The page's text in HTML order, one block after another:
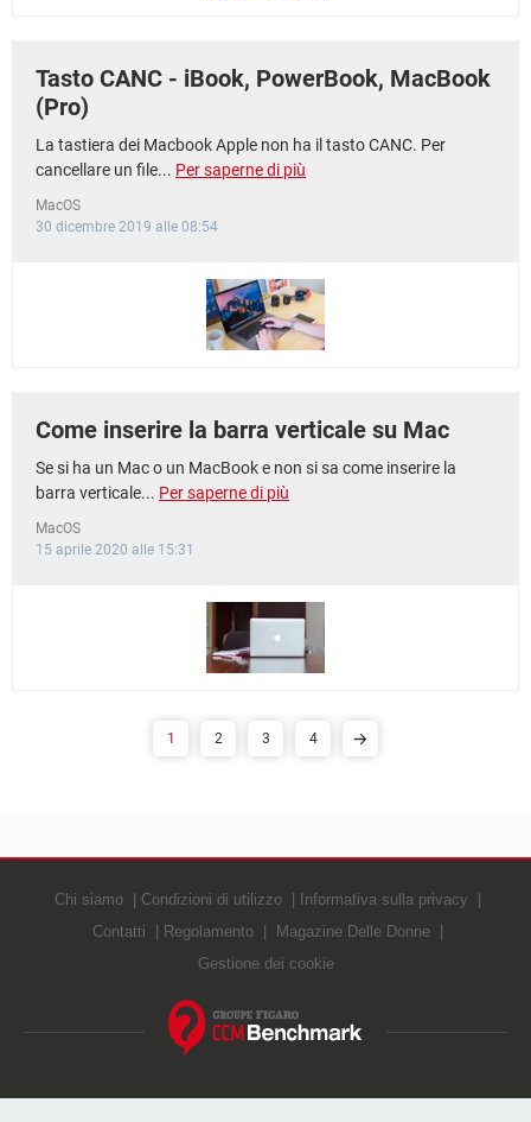
Tasto CANC - iBook, PowerBook, MacBook
(Pro)
La tastiera dei Macbook Apple non ha il tasto CANC. Per
cancellare un file... Per saperne di più
MacOS
30 dicembre 2019 alle 08:54
Come inserire la barra verticale su Mac
Se si ha un Mac o un MacBook e non si sa come inserire la
barra verticale... Per saperne di più
MacOS
15 aprile 2020 alle 15:31
1 2 3 4
Chi siamo Condizioni di utilizzo
Informativa sulla privacy
Contatti
Regolamento
Magazine Delle Donne
Gestione dei cookie